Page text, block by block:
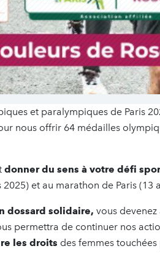
et paralympiques de Paris
nous offrir 64 médailles
donner du sens à votre défi
et au marathon de Paris (13
dossard solidaire, vous
permettra de continuer nos
les droits des femmes